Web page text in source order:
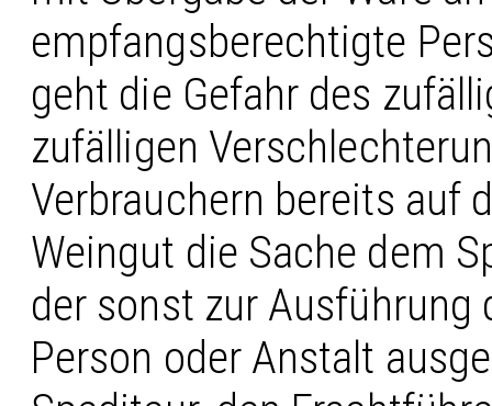
empfangsberechtigte
geht die Gefahr des
zufälligen
Verbrauchern bereits auf
Weingut die Sache dem
der sonst zur
Person oder Anstalt